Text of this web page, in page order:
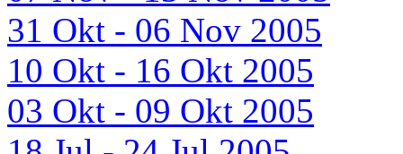
31 Okt - 06 Nov 2005
10 Okt - 16 Okt 2005
03 Okt - 09 Okt 2005